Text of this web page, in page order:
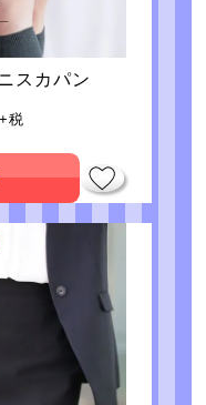
スカパン
+税